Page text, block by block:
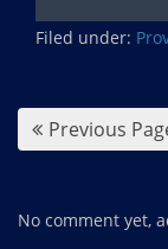
c
e
o
k
Filed under:
Previous
No comment yet,